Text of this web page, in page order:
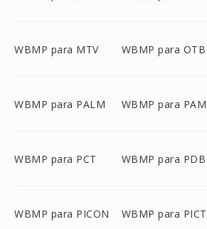
WBMP para MTV WBMP para OTB
WBMP para PALM WBMP para PAM
WBMP para PCT WBMP para PDB
WBMP para PICON WBMP para PICT